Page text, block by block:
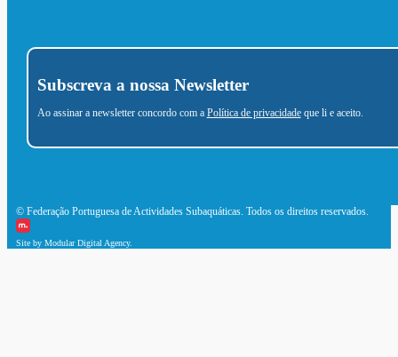
Subscreva a nossa Newsletter
Ao assinar a newsletter concordo com a Política de privacidadeque li e aceito.
© Federação Portuguesa de Actividades Subaquáticas. Todos os direitos reservados.
Site by Modular Digital Agency.